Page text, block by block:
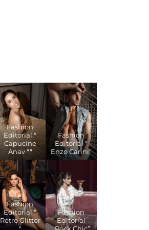
Fashion
Editorial "
Capucine
Anav ""
Fashion
Editorial "
Enzo Carini"
Fashion
Editorial "
Retro Glitter
"
Fashion
Editorial
“Rock Chic”